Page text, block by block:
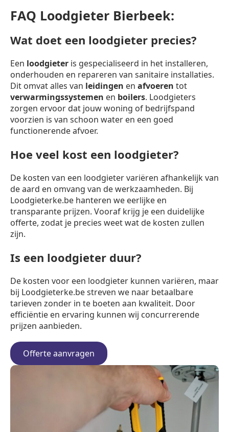
FAQ Loodgieter Bierbeek:
Wat doet een loodgieter precies?
Een loodgieter is gespecialiseerd in het installeren,
onderhouden en repareren van sanitaire installaties.
Dit omvat alles van leidingen en afvoeren tot
verwarmingssystemen en boilers. Loodgieters
zorgen ervoor dat jouw woning of bedrijfspand
voorzien is van schoon water en een goed
functionerende afvoer.
Hoe veel kost een loodgieter?
De kosten van een loodgieter variëren afhankelijk van
de aard en omvang van de werkzaamheden. Bij
Loodgieterke.be hanteren we eerlijke en
transparante prijzen. Vooraf krijg je een duidelijke
offerte, zodat je precies weet wat de kosten zullen
zijn.
Is een loodgieter duur?
De kosten voor een loodgieter kunnen variëren, maar
bij Loodgieterke.be streven we naar betaalbare
tarieven zonder in te boeten aan kwaliteit. Door
efficiëntie en ervaring kunnen wij concurrerende
prijzen aanbieden.
Offerte aanvragen